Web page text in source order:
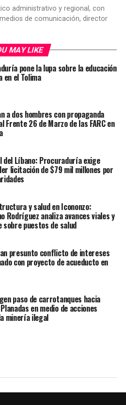
administrativo y regional, con
de comunicación, director
MAY LIKE
pone la lupa sobre la educación
en el Tolima
a dos hombres con propaganda
Frente 26 de Marzo de las FARC en
del Líbano: Procuraduría exige
licitación de $79 mil millones por
y salud en Icononzo:
Rodríguez analiza avances viales y
sobre puestos de salud
presunto conflicto de intereses
con proyecto de acueducto en
paso de carrotanques hacia
en medio de acciones
minería ilegal